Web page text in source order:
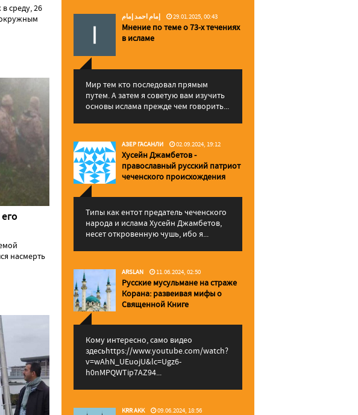
среду, 26
насмерть
إمام احمد إمام 29.01.2025, 00:43
Мнение по теме о 73-х течениях
в исламе
Мир тем кто последовал прямым
путем. А затем я советую вам изучить
основы ислама прежде чем говорить...
АЗЕР ГАСАНЛИ 02.09.2024, 19:12
Хусейн Джамбетов -
православный русский патриот
чеченского происхождения
Типы как ентот предатель чеченского
народа и ислама Хусейн Джамбетов,
несет откровенную чушь, ибо я...
ARSLAN 11.06.2024, 02:50
Русские мусульмане на страже
Корана: pазвеивая мифы о
Священной Книге
Кому интересно, само видео
здесьhttps://www.youtube.com/watch?
v=wAhN_UEuojU&lc=Ugz6-
h0nMPQWTip7AZ94...
KRR AKK 09.06.2024, 18:56